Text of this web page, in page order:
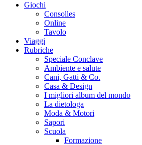
Giochi
Consolles
Online
Tavolo
Viaggi
Rubriche
Speciale Conclave
Ambiente e salute
Cani, Gatti & Co.
Casa & Design
I migliori album del mondo
La dietologa
Moda & Motori
Sapori
Scuola
Formazione